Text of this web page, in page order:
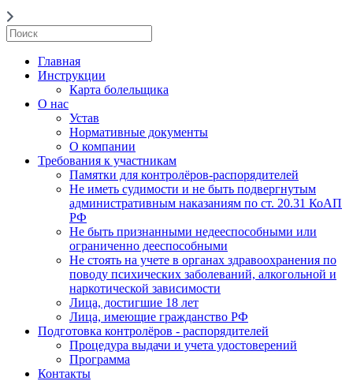
Главная
Инструкции
Карта болельщика
О нас
Устав
Нормативные документы
О компании
Требования к участникам
Памятки для контролёров-распорядителей
Не иметь судимости и не быть подвергнутым
административным наказаниям по ст. 20.31 КоАП
РФ
Не быть признанными недееспособными или
ограниченно дееспособными
Не стоять на учете в органах здравоохранения по
поводу психических заболеваний, алкогольной и
наркотической зависимости
Лица, достигшие 18 лет
Лица, имеющие гражданство РФ
Подготовка контролёров - распорядителей
Процедура выдачи и учета удостоверений
Программа
Контакты